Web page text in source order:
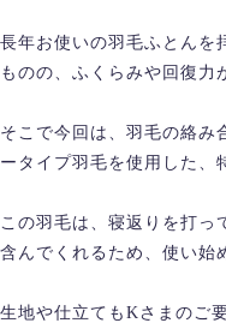
長年お使いの羽毛ふとんを
ものの、ふくらみや回復力
そこで今回は、羽毛の絡み
ータイプ羽毛を使用した、
この羽毛は、寝返りを打っ
含んでくれるため、使い始
生地や仕立てもKさまのご